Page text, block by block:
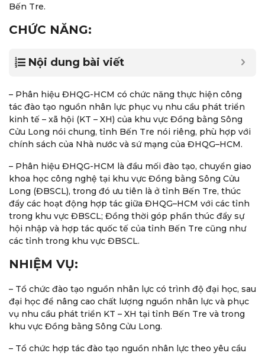
Bến Tre.
CHỨC NĂNG:
Nội dung bài viết
– Phân hiệu ĐHQG-HCM có chức năng thực hiện công
tác đào tạo nguồn nhân lực phục vụ nhu cầu phát triển
kinh tế – xã hội (KT – XH) của khu vực Đồng bằng Sông
Cửu Long nói chung, tỉnh Bến Tre nói riêng, phù hợp với
chính sách của Nhà nước và sứ mạng của ĐHQG–HCM.
– Phân hiệu ĐHQG-HCM là đầu mối đào tạo, chuyển giao
khoa học công nghệ tại khu vực Đồng bằng Sông Cửu
Long (ĐBSCL), trong đó ưu tiên là ở tỉnh Bến Tre, thúc
đẩy các hoạt động hợp tác giữa ĐHQG–HCM với các tỉnh
trong khu vực ĐBSCL; Đồng thời góp phần thúc đẩy sự
hội nhập và hợp tác quốc tế của tỉnh Bến Tre cũng như
các tỉnh trong khu vực ĐBSCL.
NHIỆM VỤ:
– Tổ chức đào tạo nguồn nhân lực có trình độ đại học, sau
đại học để nâng cao chất lượng nguồn nhân lực và phục
vụ nhu cầu phát triển KT – XH tại tỉnh Bến Tre và trong
khu vực Đồng bằng Sông Cửu Long.
– Tổ chức hợp tác đào tạo nguồn nhân lực theo yêu cầu